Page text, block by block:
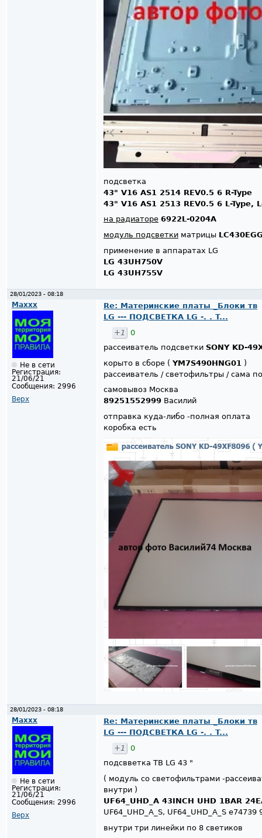
подсветка
43" V16 AS1 2514 REV0.5 6 R-Type
43" V16 AS1 2513 REV0.5 6 L-Type,
на радиаторе 6922L-0204A
модуль подсветки матрицы
применение в аппаратах LG
LG 43UH750V
LG 43UH755V
28/01/2023 - 08:18
Maxxx
Не в сети
Регистрация:
21/06/21
Сообщения: 2996
Верх
Re: Материнские платы _Блоки тв
LG --- ПОДСВЕТКА LG -. . T...
+1
0
рассеиватель подсветки SONY KD-
корыто в сборе ( YM7S490HNG01 )
рассеиватель / светофильтры / сама
самовывоз Москва
89251552999 Василий
отправка куда-либо -полная оплата
коробка есть
28/01/2023 - 08:18
Maxxx
Не в сети
Регистрация:
21/06/21
Сообщения: 2996
Верх
Re: Материнские платы _Блоки тв
LG --- ПОДСВЕТКА LG -. . T...
+1
0
подсвветка ТВ LG 43 "
( модуль со светофильтрами -
внутри )
UF64_UHD_A 43INCH UHD 1BAR
UF64_UHD_A_S, UF64_UHD_A_S e74739
внутри три линейки по 8 светиков